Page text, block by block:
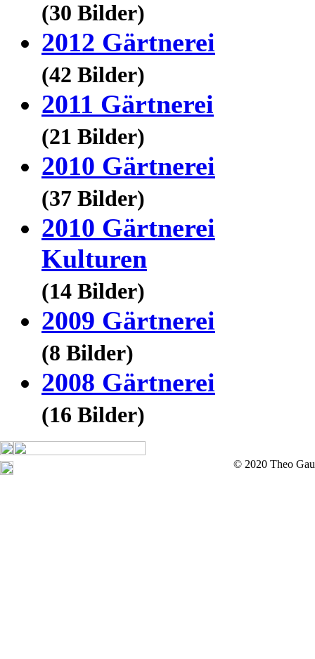
(30 Bilder)
2012 Gärtnerei
(42 Bilder)
2011 Gärtnerei
(21 Bilder)
2010 Gärtnerei
(37 Bilder)
2010 Gärtnerei
Kulturen
(14 Bilder)
2009 Gärtnerei
(8 Bilder)
2008 Gärtnerei
(16 Bilder)
© 2020 Theo